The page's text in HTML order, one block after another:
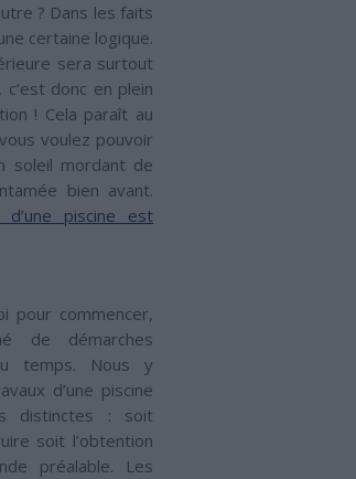
? Dans les faits
certaine logique.
sera surtout
donc en plein
! Cela paraît au
voulez pouvoir
soleil mordant de
bien avant.
piscine est
pour commencer,
de démarches
temps. Nous y
d’une piscine
distinctes : soit
soit l’obtention
préalable. Les